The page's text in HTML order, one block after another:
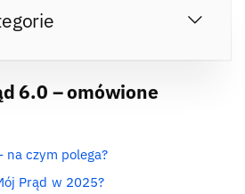
6.0 – omówione
na czym polega?
Prąd w 2025?